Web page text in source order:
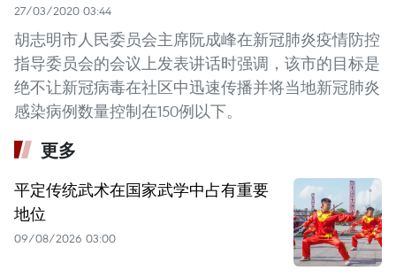
27/03/2020 03:44
胡志明市人民委员会主席阮成峰在新冠肺炎疫情防控
指导委员会的会议上发表讲话时强调，该市的目标是
绝不让新冠病毒在社区中迅速传播并将当地新冠肺炎
感染病例数量控制在150例以下。
更多
平定传统武术在国家武学中占有重要
地位
09/08/2026 03:00